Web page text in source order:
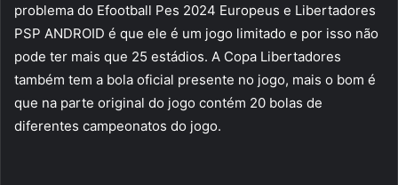
problema do Efootball Pes 2024 Europeus e Libertadores
PSP ANDROID é que ele é um jogo limitado e por isso não
pode ter mais que 25 estádios. A Copa Libertadores
também tem a bola oficial presente no jogo, mais o bom é
que na parte original do jogo contém 20 bolas de
diferentes campeonatos do jogo.